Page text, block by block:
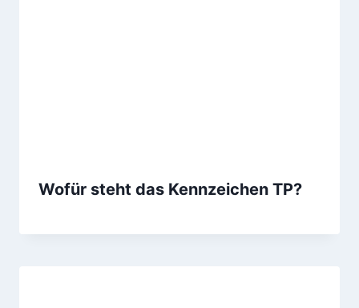
Wofür steht das Kennzeichen TP?